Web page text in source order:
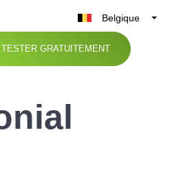
Belgique
België
Nederland
TESTER GRATUITEMENT